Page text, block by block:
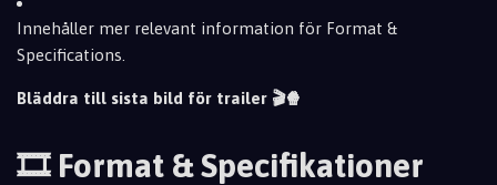
Innehåller mer relevant information för Format &
Specifications.
Bläddra till sista bild för trailer 🎬🍿
🎞️ Format & Specifikationer